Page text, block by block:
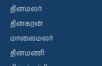
தினமலர்
தினகரன்
மாலைமலர்
தினமணி